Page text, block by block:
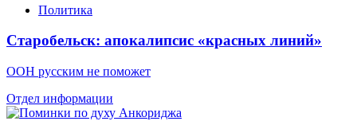
Политика
Старобельск: апокалипсис «красных линий»
ООН русским не поможет
Отдел информации